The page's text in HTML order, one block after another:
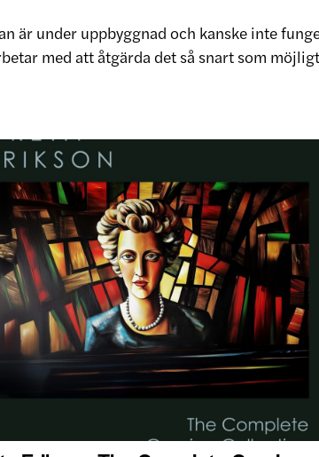
är under uppbyggnad och kanske inte
med att åtgärda det så snart som